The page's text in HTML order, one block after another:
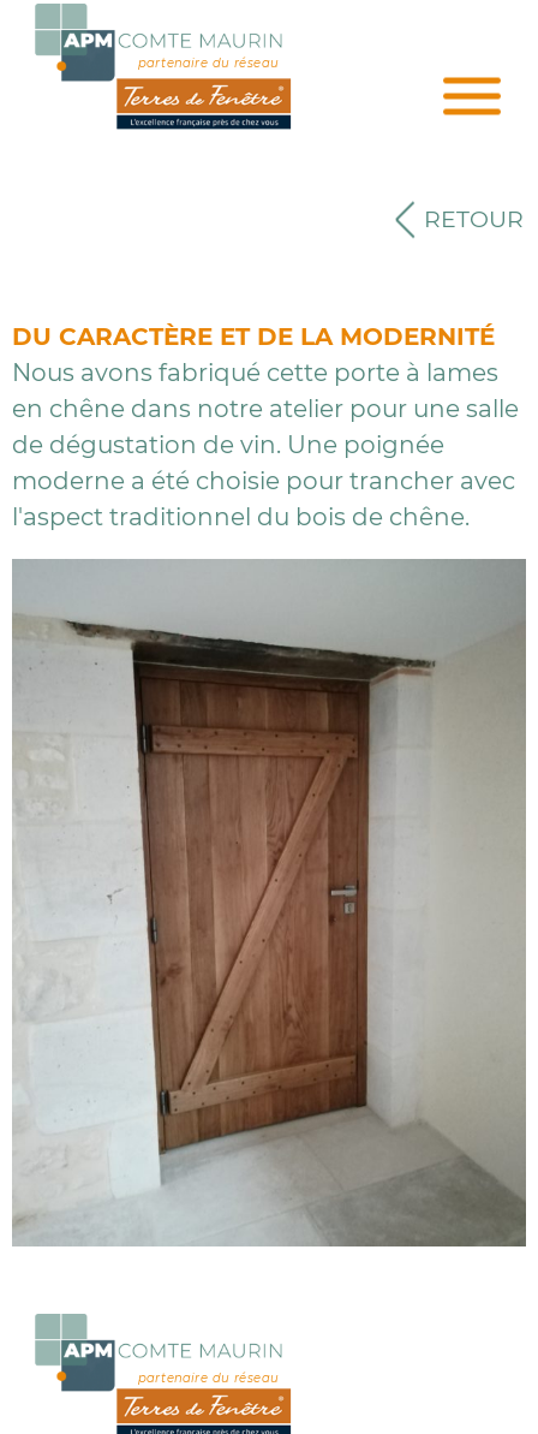
partenaire du réseau
RETOUR
DU CARACTÈRE ET DE LA MODERNITÉ
Nous avons fabriqué cette porte à lames
en chêne dans notre atelier pour une salle
de dégustation de vin. Une poignée
moderne a été choisie pour trancher avec
l'aspect traditionnel du bois de chêne.
partenaire du réseau